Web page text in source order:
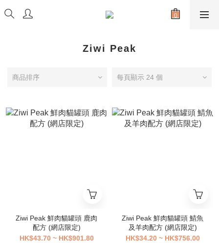
Ziwi Peak
商品排序 每頁顯示 24 個
Ziwi Peak 鮮肉貓罐頭 鹿肉
配方 (網店限定)
HK$43.70 ~ HK$901.80
Ziwi Peak 鮮肉貓罐頭 鯖魚
及羊肉配方 (網店限定)
HK$34.20 ~ HK$756.00